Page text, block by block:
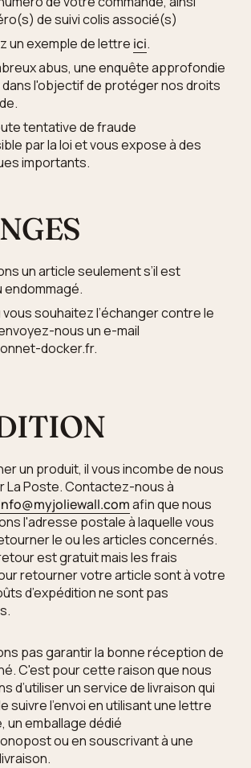
de suivi colis associé(s)
un exemple de lettre ici.
abus, une enquête approfondie
l'objectif de protéger nos droits
tentative de fraude
par la loi et vous expose à des
importants.
un article seulement s’il est
vous souhaitez l’échanger contre le
nous un e-mail
docker.fr.
un produit, il vous incombe de nous
La Poste. Contactez-nous à
afin que nous
l'adresse postale à laquelle vous
le ou les articles concernés.
est gratuit mais les frais
retourner votre article sont à votre
d’expédition ne sont pas
pas garantir la bonne réception de
C'est pour cette raison que nous
d’utiliser un service de livraison qui
suivre l’envoi en utilisant une lettre
un emballage dédié
ou en souscrivant à une